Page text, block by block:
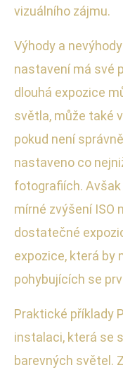
vizuálního zájmu.
Výhody a
nastavení má své
dlouhá expozice
světla, může také
pokud není
nastaveno co
fotografiích.
mírné zvýšení ISO
dostatečné
expozice, která by
pohybujících se
Praktické příklady
instalaci, která se
barevných světel.